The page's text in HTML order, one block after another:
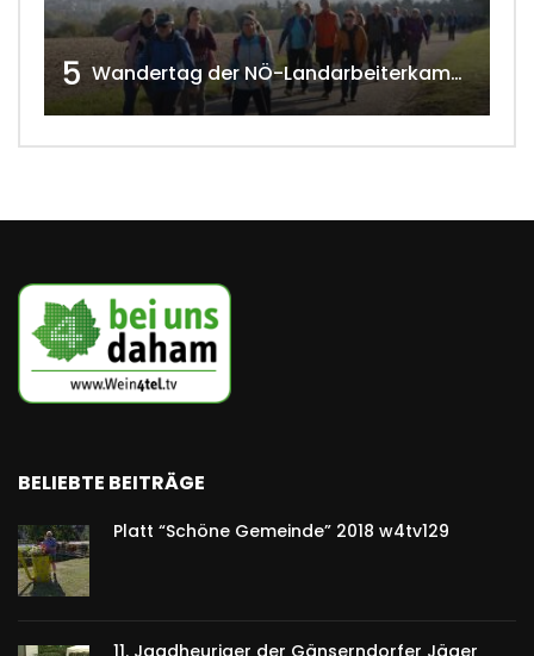
5 Wandertag der NÖ-Landarbeiterkammer in Hollabrunn 2024
BELIEBTE BEITRÄGE
Platt “Schöne Gemeinde” 2018 w4tv129
11. Jagdheuriger der Gänserndorfer Jäger